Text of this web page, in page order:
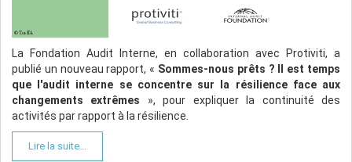
La Fondation Audit Interne, en collaboration avec Protiviti, a
publié un nouveau rapport, « Sommes-nous prêts ? Il est temps
que l'audit interne se concentre sur la résilience face aux
changements extrêmes », pour expliquer la continuité des
activités par rapport à la résilience.
Lire la suite...